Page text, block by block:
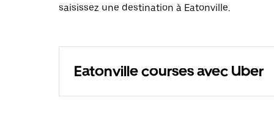
saisissez une destination à Eatonville.
Eatonville courses avec Uber